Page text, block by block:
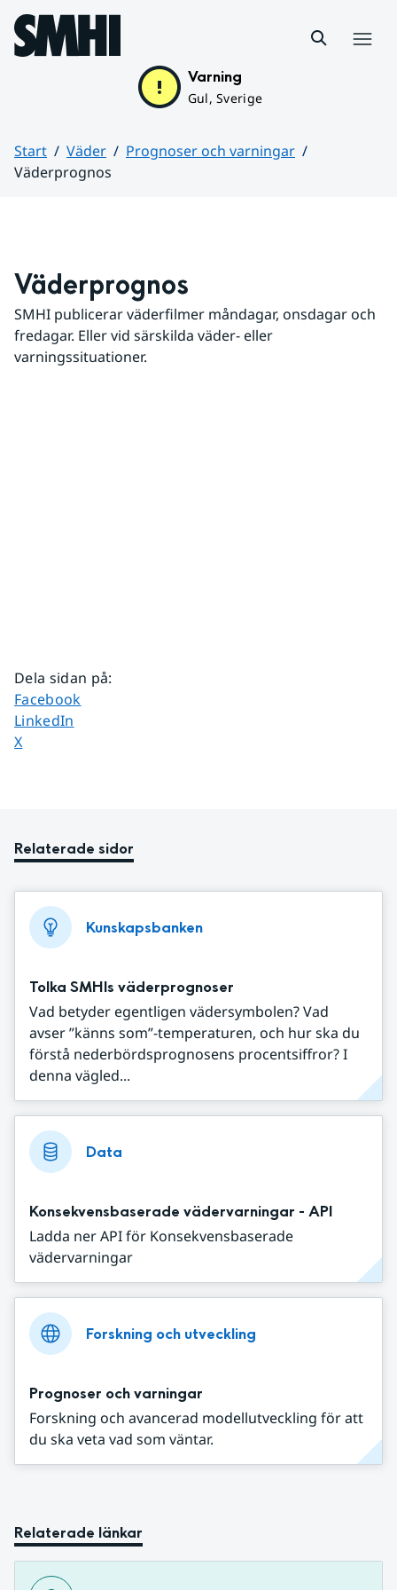
Hoppa till sidans innehåll
Varning
Gul, Sverige
Start Väder
Prognoser och varningar
Väderprognos
Väderprognos
SMHI publicerar väderfilmer måndagar, onsdagar och
fredagar. Eller vid särskilda väder- eller
varningssituationer.
Dela sidan på:
Dela sidan på
Facebook
Dela sidan på
LinkedIn
Dela sidan på
X
Relaterade sidor
Kunskapsbanken
Tolka SMHIs väderprognoser
Vad betyder egentligen vädersymbolen? Vad
avser ”känns som”-temperaturen, och hur ska du
förstå nederbördsprognosens procentsiffror? I
denna vägled...
Data
Konsekvensbaserade vädervarningar - API
Ladda ner API för Konsekvensbaserade
vädervarningar
Forskning och utveckling
Prognoser och varningar
Forskning och avancerad modellutveckling för att
du ska veta vad som väntar.
Relaterade länkar